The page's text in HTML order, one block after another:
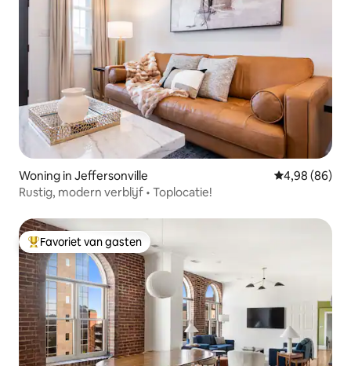
Woning in Jeffersonville Gemiddelde
4,98 (86)
Rustig, modern verblijf • Toplocatie!
Topfavoriet van gasten
Favoriet van gasten